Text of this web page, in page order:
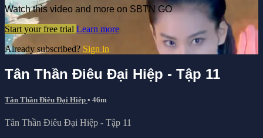
Watch this video and more on SBTN GO
Start your free trial Learn more
Already subscribed? Sign in
Tân Thần Điêu Đại Hiệp - Tập 11
Tân Thần Điêu Đại Hiệp • 46m
Tân Thần Điêu Đại Hiệp - Tập 11